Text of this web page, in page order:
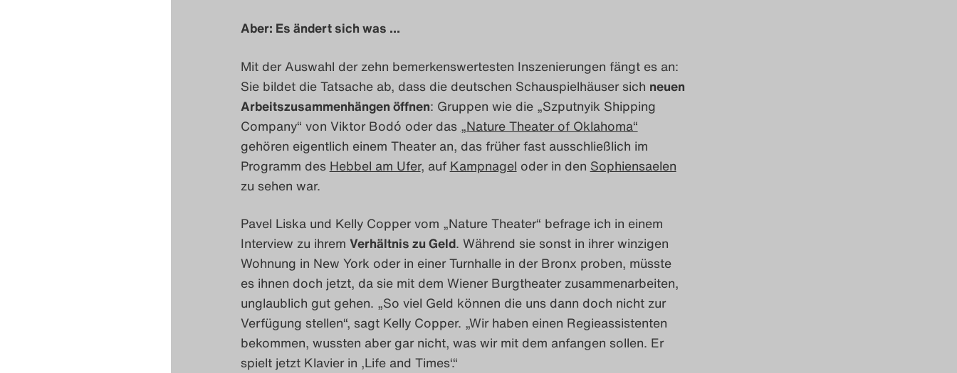
Aber: Es ändert sich was …
Mit der Auswahl der zehn bemerkenswertesten Inszenierungen fängt es an:
Sie bildet die Tatsache ab, dass die deutschen Schauspielhäuser sich neuen
Arbeitszusammenhängen öffnen: Gruppen wie die „Szputnyik Shipping
Company“ von Viktor Bodó oder das „Nature Theater of Oklahoma“
gehören eigentlich einem Theater an, das früher fast ausschließlich im
Programm des Hebbel am Ufer, auf Kampnagel oder in den Sophiensaelen
zu sehen war.
Pavel Liska und Kelly Copper vom „Nature Theater“ befrage ich in einem
Interview zu ihrem Verhältnis zu Geld. Während sie sonst in ihrer winzigen
Wohnung in New York oder in einer Turnhalle in der Bronx proben, müsste
es ihnen doch jetzt, da sie mit dem Wiener Burgtheater zusammenarbeiten,
unglaublich gut gehen. „So viel Geld können die uns dann doch nicht zur
Verfügung stellen“, sagt Kelly Copper. „Wir haben einen Regieassistenten
bekommen, wussten aber gar nicht, was wir mit dem anfangen sollen. Er
spielt jetzt Klavier in ‚Life and Times‘.“